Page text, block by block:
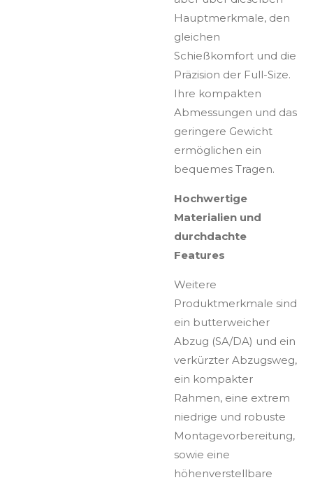
Hauptmerkmale, den
gleichen
Schießkomfort und die
Präzision der Full-Size.
Ihre kompakten
Abmessungen und das
geringere Gewicht
ermöglichen ein
bequemes Tragen.
Hochwertige
Materialien und
durchdachte
Features
Weitere
Produktmerkmale sind
ein butterweicher
Abzug (SA/DA) und ein
verkürzter Abzugsweg,
ein kompakter
Rahmen, eine extrem
niedrige und robuste
Montagevorbereitung,
sowie eine
höhenverstellbare